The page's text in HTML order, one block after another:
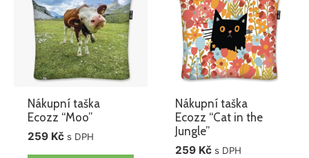
Nákupní taška
Ecozz “Moo”
259 Kč s DPH
Nákupní taška
Ecozz “Cat in the
Jungle”
259 Kč s DPH